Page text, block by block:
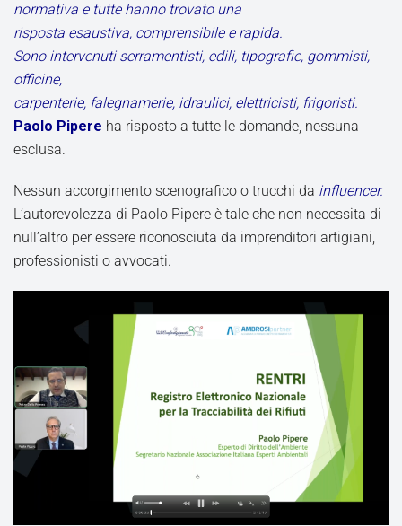
normativa e tutte hanno trovato una
risposta esaustiva, comprensibile e rapida.
Sono intervenuti serramentisti, edili, tipografie, gommisti,
officine,
carpenterie, falegnamerie, idraulici, elettricisti, frigoristi.
Paolo Pipere ha risposto a tutte le domande, nessuna
esclusa.
Nessun accorgimento scenografico o trucchi da influencer.
L’autorevolezza di Paolo Pipere è tale che non necessita di
null’altro per essere riconosciuta da imprenditori artigiani,
professionisti o avvocati.